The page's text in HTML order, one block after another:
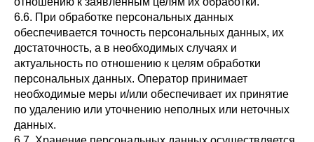
6.6. При обработке персональных данных
обеспечивается точность персональных данных, их
достаточность, а в необходимых случаях и
актуальность по отношению к целям обработки
персональных данных. Оператор принимает
необходимые меры и/или обеспечивает их принятие
по удалению или уточнению неполных или неточных
данных.